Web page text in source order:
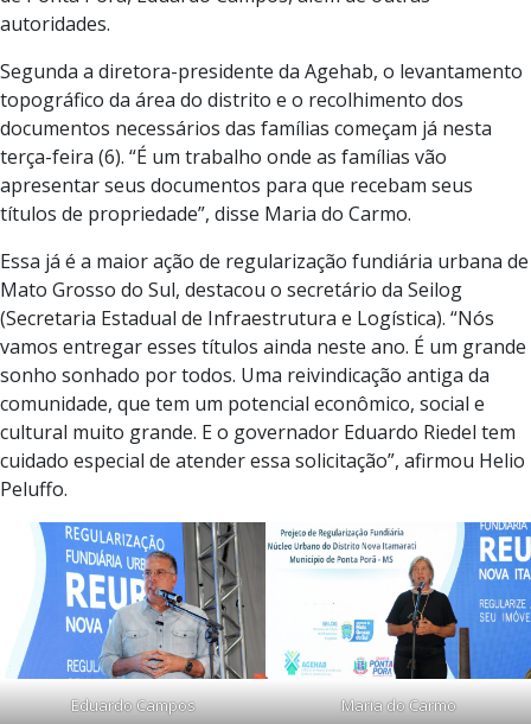
autoridades.
Segunda a diretora-presidente da Agehab, o levantamento
topográfico da área do distrito e o recolhimento dos
documentos necessários das famílias começam já nesta
terça-feira (6). “É um trabalho onde as famílias vão
apresentar seus documentos para que recebam seus
títulos de propriedade”, disse Maria do Carmo.
Essa já é a maior ação de regularização fundiária urbana de
Mato Grosso do Sul, destacou o secretário da Seilog
(Secretaria Estadual de Infraestrutura e Logística). “Nós
vamos entregar esses títulos ainda neste ano. É um grande
sonho sonhado por todos. Uma reivindicação antiga da
comunidade, que tem um potencial econômico, social e
cultural muito grande. E o governador Eduardo Riedel tem
cuidado especial de atender essa solicitação”, afirmou Helio
Peluffo.
Eduardo Campos Maria do Carmo